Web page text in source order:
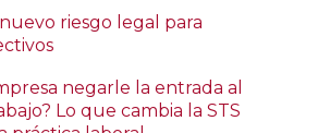
riesgo legal para
negarle la entrada al
Lo que cambia la STS